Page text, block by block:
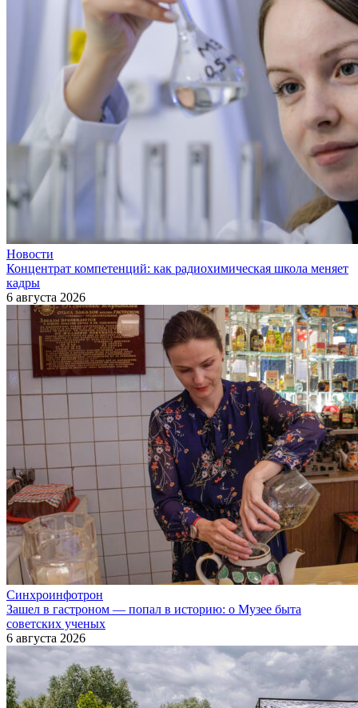
Новости
Концентрат компетенций: как радиохимическая школа меняет
кадры
6 августа 2026
Синхроинфотрон
Зашел в гастроном — попал в историю: о Музее быта
советских ученых
6 августа 2026